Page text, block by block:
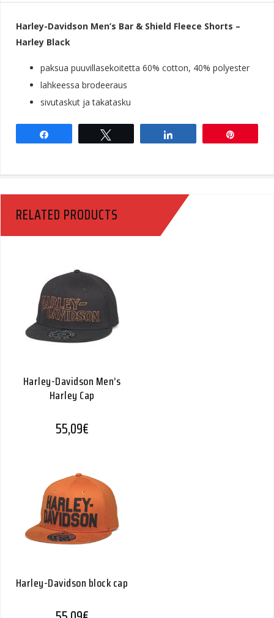
Harley-Davidson Men’s Bar & Shield Fleece Shorts –
Harley Black
paksua puuvillasekoitetta 60% cotton, 40% polyester
lahkeessa brodeeraus
sivutaskut ja takatasku
RELATED PRODUCTS
Harley-Davidson Men’s
Harley Cap
55,09€
Harley-Davidson block cap